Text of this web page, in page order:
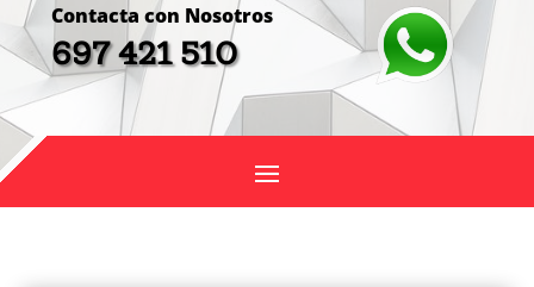
Contacta con Nosotros
697 421 510